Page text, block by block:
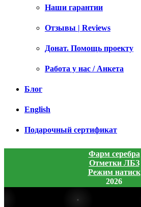
Наши гарантии
Отзывы | Reviews
Донат. Помощь проекту
Работа у нас / Анкета
Блог
English
Подарочный сертификат
Фарм серебра
Отметки ЛБЗ
Режим натиск
2026